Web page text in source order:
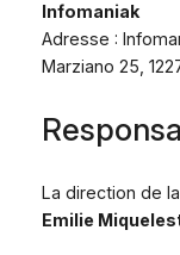
Infomaniak
Adresse :
Marziano 25,
La direction de
Emilie